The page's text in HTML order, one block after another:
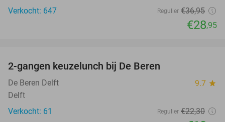
Verkocht: 647
Regulier €36,95
€28,95
2-gangen keuzelunch bij De Beren
De Beren Delft 9.7 star
Delft
Verkocht: 61
Regulier €22,30